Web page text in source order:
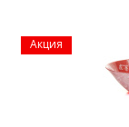
Акция